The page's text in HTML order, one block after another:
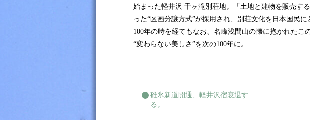
始まった軽井沢 千ヶ滝別荘地。「土地と建物を販売す
った“区画分譲方式”が採用され、別荘文化を日本国民
100年の時を経てもなお、名峰浅間山の懐に抱かれたこ
“変わらない美しさ”を次の100年に。
碓氷新道開通、軽井沢宿衰退す
る。